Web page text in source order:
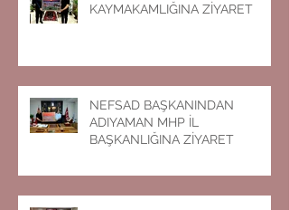
KAYMAKAMLIĞINA ZİYARET
NEFSAD BAŞKANINDAN
ADIYAMAN MHP İL
BAŞKANLIĞINA ZİYARET